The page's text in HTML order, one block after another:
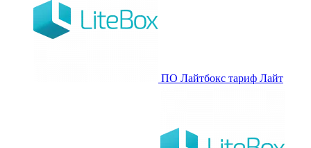
ПО Лайтбокс тариф Лайт